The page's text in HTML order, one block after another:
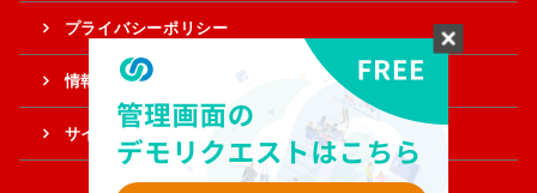
プライバシーポリシー
情報提供・ご意見
サイトマップ